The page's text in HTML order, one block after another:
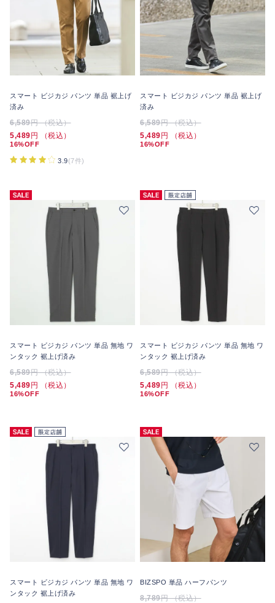
スマート ビジカジ パンツ 単品 裾上げ
済み
6,589円 （税込）
5,489 円 （税込）
16%OFF
3.9(7件)
スマート ビジカジ パンツ 単品 裾上げ
済み
6,589円 （税込）
5,489 円 （税込）
16%OFF
スマート ビジカジ パンツ 単品 無地 ワ
ンタック 裾上げ済み
6,589円 （税込）
5,489円 （税込）
16%OFF
スマート ビジカジ パンツ 単品 無地 ワ
ンタック 裾上げ済み
6,589円 （税込）
5,489円 （税込）
16%OFF
スマート ビジカジ パンツ 単品 無地 ワ
ンタック 裾上げ済み
BIZSPO 単品 ハーフパンツ
8,789円 （税込）